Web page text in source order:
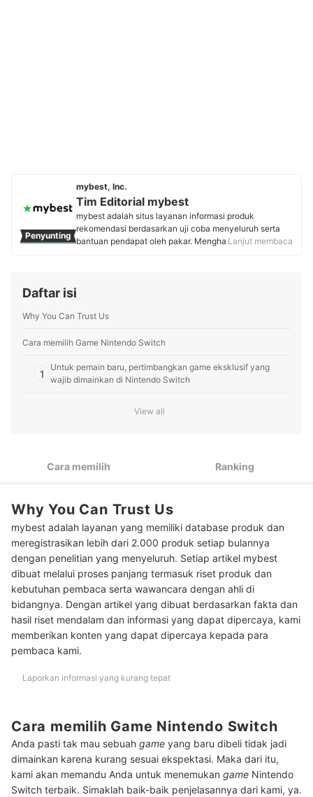
Penyunting
mybest, Inc.
Tim Editorial mybest
mybest adalah situs layanan informasi produk
rekomendasi berdasarkan uji coba menyeluruh serta
bantuan pendapat oleh pakar. Menghasilkan konten
Profil Tim Editorial mybest
Lanjut membaca
Daftar isi
Why You Can Trust Us
Cara memilih Game Nintendo Switch
1
Untuk pemain baru, pertimbangkan game eksklusif yang
wajib dimainkan di Nintendo Switch
game untuk anak-anak, contohnya game platformer dan
kasual, seperti game simulasi dan game RPG
keluarga, misalnya game sports dan game fighting
5
Bagi pengguna Nintendo Switch Lite, ketahui daftar game
yang tidak kompatibel
Peringkat Game Nintendo Switch Terbaik
View all
Cara memilih Ranking
Why You Can Trust Us
mybest adalah layanan yang memiliki database produk dan
meregistrasikan lebih dari 2.000 produk setiap bulannya
dengan penelitian yang menyeluruh. Setiap artikel mybest
dibuat melalui proses panjang termasuk riset produk dan
kebutuhan pembaca serta wawancara dengan ahli di
bidangnya. Dengan artikel yang dibuat berdasarkan fakta dan
hasil riset mendalam dan informasi yang dapat dipercaya, kami
memberikan konten yang dapat dipercaya kepada para
pembaca kami.
Laporkan informasi yang kurang tepat
Cara memilih Game Nintendo Switch
Anda pasti tak mau sebuah game yang baru dibeli tidak jadi
dimainkan karena kurang sesuai ekspektasi. Maka dari itu,
kami akan memandu Anda untuk menemukan game Nintendo
Switch terbaik. Simaklah baik-baik penjelasannya dari kami, ya.